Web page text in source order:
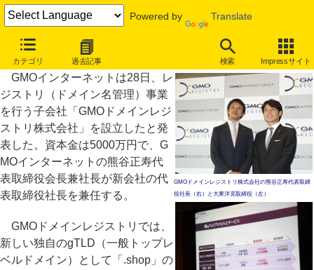
Powered by Translate
カテゴリ 過去記事 検索 Impressサイト
GMOがレジストリ事業の新会社、独自の新gTLD「.shop」を計画
GMOドメインレジストリ株式会社の熊谷正寿代表取締
役社長（右）と大東洋克取締役（左）
GMOインターネットは28日、レ
ジストリ（ドメイン名管理）事業
を行う子会社「GMOドメインレジ
ストリ株式会社」を設立したと発
表した。資本金は5000万円で、G
MOインターネットの熊谷正寿代
表取締役会長兼社長が新会社の代
表取締役社長を兼任する。
GMOドメインレジストリでは、
新しい独自のgTLD（一般トップレ
ベルドメイン）として「.shop」の